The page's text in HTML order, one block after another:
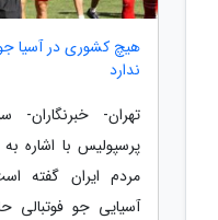
هیچ کشوری در آسیا جو
ندارد
تهران- خبرنگاران-
پرسپولیس با اشاره
مردم ایران گفته
آسیایی جو فوتبالی